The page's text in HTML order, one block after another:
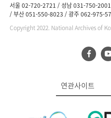
서울 02-720-2721 성남 031-750-
부산 051-550-8023
광주 062-975-
Copyright 2022. National Archives of
연관사이트